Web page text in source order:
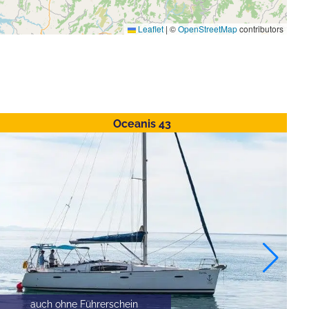
Leaflet | ©OpenStreetMapcontributors
Oceanis 43
auch ohne Führerschein